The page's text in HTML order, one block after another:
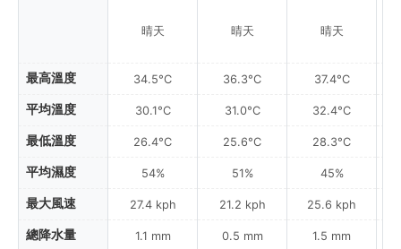
最高溫度
平均溫度
最低溫度
平均濕度
最大風速
總降水量
晴天
34.5°C
30.1°C
26.4°C
54%
27.4 kph
1.1 mm
晴天
36.3°C
31.0°C
25.6°C
51%
21.2 kph
0.5 mm
晴天
37.4°C
32.4°C
28.3°C
45%
25.6 kph
1.5 mm